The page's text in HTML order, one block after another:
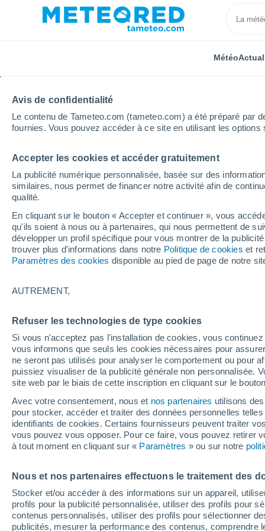
Avis de confidentialité
Le contenu de Tameteo.com (tameteo.com) a été préparé par
fournies. Vous pouvez accéder à ce site en utilisant les options
Accepter les cookies et accéder gratuitement
La publicité numérique personnalisée, basée sur des
similaires, nous permet de financer notre activité afin de
qualité.
En cliquant sur le bouton « Accepter et continuer », vous
qu'ils soient à nous ou à partenaires, qui nous permettent de
développer un profil spécifique pour vous montrer de la
trouver plus d'informations dans notre Politique de cookies et
Paramètres des cookies disponible au pied de page de notre
AUTREMENT,
Refuser les technologies de type cookies
Si vous n'acceptez pas l'installation de cookies, vous
vous informons que seuls les cookies nécessaires pour
ne seront pas utilisés pour analyser le comportement ou pour
puissiez visualiser de la publicité générale non personnalisée.
site web par le biais de cette inscription en cliquant sur le
Avec votre consentement, nous et nos partenaires utilisons
pour stocker, accéder et traiter des données personnelles
identifiants de cookies. Certains fournisseurs peuvent traiter
vous pouvez vous opposer. Pour ce faire, vous pouvez retirer
à tout moment en cliquant sur « Paramètres » ou sur notre
Nous et nos partenaires effectuons le traitement des
Stocker et/ou accéder à des informations sur un appareil,
profils pour la publicité personnalisée, utiliser des profils pour
contenus personnalisés, utiliser des profils pour sélectionner
publicités, mesurer la performance des contenus,
Météo
Accueil Royaume-Uni Midlands de l'Est
Météo Isham
02:42 Vendredi
Ciel dégagé
Sensation de 12°
Flash info
Une nouvelle canicule attendue la semaine
Météo 1 - 7 jours Heure par heure Actualité Carte
7 Août
8 Août
9 Août